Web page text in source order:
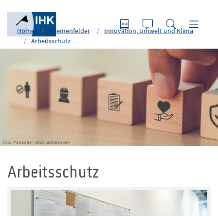
Home Themenfelder
Innovation, Umwelt und Klima
Arbeitsschutz
Foto: Parradee - stock.adobe.com
Arbeitsschutz